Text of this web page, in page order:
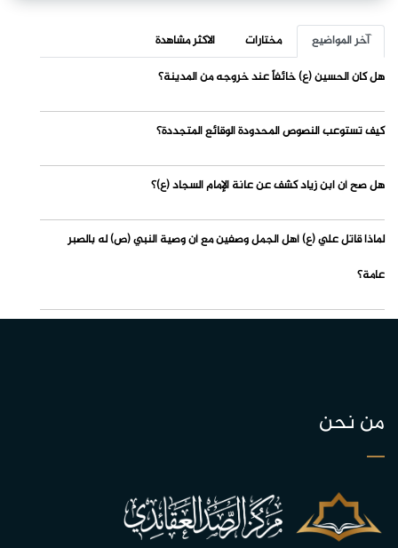
آخر المواضيع مختارات
الاكثر مشاهدة
هل كان الحسين (ع) خائفاً عند خروجه من المدينة؟
كيف تستوعب النصوص المحدودة الوقائع المتجددة؟
هل صح أن ابن زياد كشف عن عانة الإمام السجاد (ع)؟
لماذا قاتل علي (ع) أهل الجمل وصفين مع أن وصية النبي (ص) له بالصبر
عامة؟
من نحن